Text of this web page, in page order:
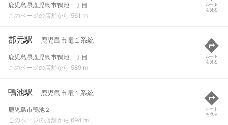
鹿児島県鹿児島市鴨池一丁目
このページの店舗から 561 m
ルート
を見る
郡元駅 鹿児島市電１系統
鹿児島県鹿児島市鴨池一丁目
このページの店舗から 589 m
ルート
を見る
鴨池駅 鹿児島市電１系統
鹿児島市鴨池２
このページの店舗から 694 m
ルート
を見る